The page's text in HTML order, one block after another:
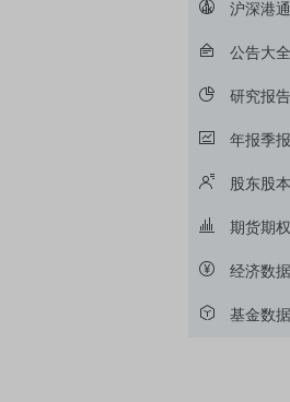
沪深港通
公告大全
研究报告
年报季报
股东股本
期货期权
经济数据
基金数据